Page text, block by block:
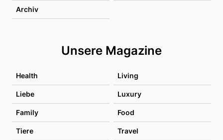
Archiv
Unsere Magazine
Health Living
Liebe Luxury
Family Food
Tiere Travel